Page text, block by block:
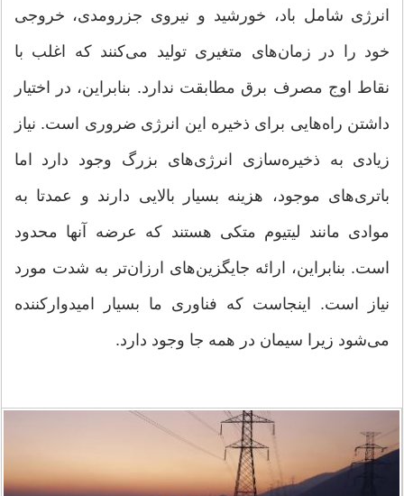
انرژی شامل باد، خورشید و نیروی جزرومدی، خروجی
خود را در زمان‌های متغیری تولید می‌کنند که اغلب با
نقاط اوج مصرف برق مطابقت ندارد. بنابراین، در اختیار
داشتن راه‌هایی برای ذخیره این انرژی ضروری است. نیاز
زیادی به ذخیره‌سازی انرژی‌های بزرگ وجود دارد اما
باتری‌های موجود، هزینه بسیار بالایی دارند و عمدتا به
موادی مانند لیتیوم متکی هستند که عرضه آنها محدود
است. بنابراین، ارائه جایگزین‌های ارزان‌تر به شدت مورد
نیاز است. اینجاست که فناوری ما بسیار امیدوارکننده
می‌شود زیرا سیمان در همه جا وجود دارد.